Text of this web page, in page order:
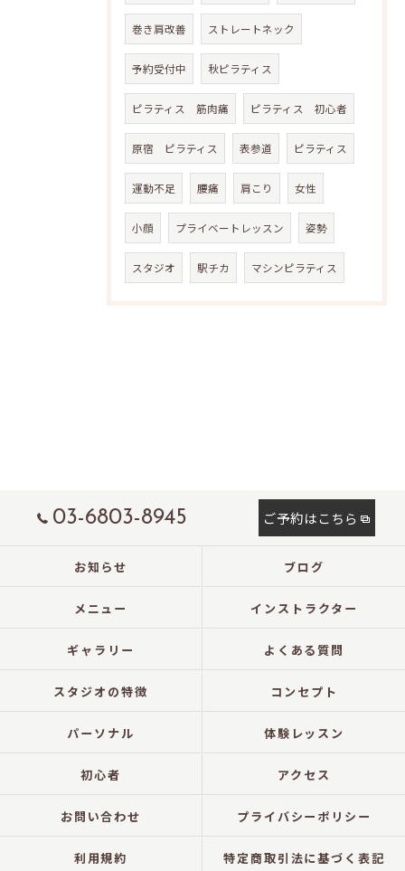
巻き肩改善 ストレートネック
予約受付中 秋ピラティス
ピラティス 筋肉痛 ピラティス 初心者
原宿 ピラティス 表参道 ピラティス
運動不足 腰痛 肩こり 女性
小顔 プライベートレッスン 姿勢
スタジオ 駅チカ マシンピラティス
03-6803-8945 ご予約はこちら
お知らせ ブログ
メニュー インストラクター
ギャラリー よくある質問
スタジオの特徴 コンセプト
パーソナル 体験レッスン
初心者 アクセス
お問い合わせ プライバシーポリシー
利用規約 特定商取引法に基づく表記